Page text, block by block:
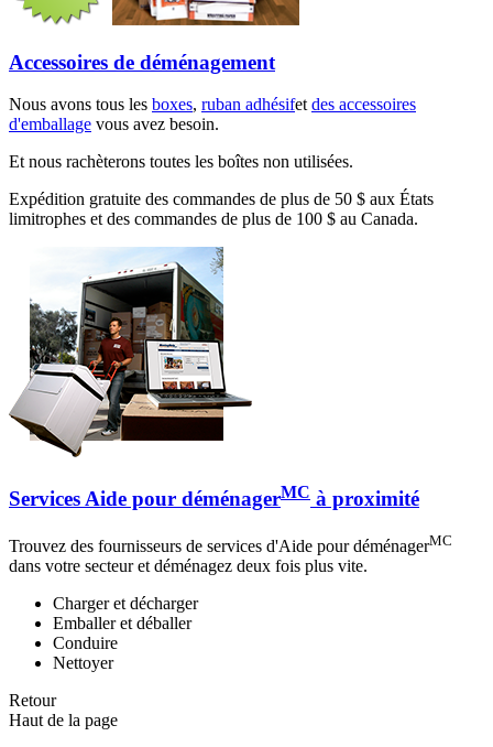
Accessoires de déménagement
Nous avons tous les boxes, ruban adhésifetdes accessoires
d'emballage vous avez besoin.
Et nous rachèterons toutes les boîtes non utilisées.
Expédition gratuite des commandes de plus de 50 $ aux États
limitrophes et des commandes de plus de 100 $ au Canada.
Services Aide pour déménagerMC à proximité
Trouvez des fournisseurs de services d'Aide pour déménagerMC
dans votre secteur et déménagez deux fois plus vite.
Charger et décharger
Emballer et déballer
Conduire
Nettoyer
Retour
Haut de la page